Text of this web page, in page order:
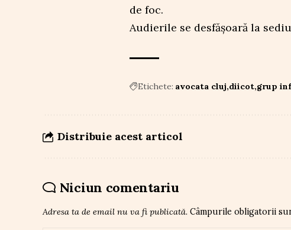
de foc.
Audierile se desfășoară la
Etichete: avocata cluj diicot grup
Distribuie acest articol
Niciun comentariu
Adresa ta de email nu va fi publicată. Câmpurile obligatorii